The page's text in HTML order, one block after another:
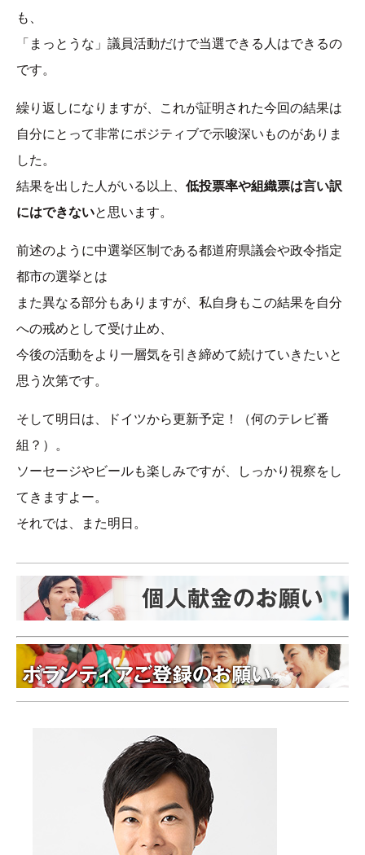
も、
「まっとうな」議員活動だけで当選できる人はできるの
です。
繰り返しになりますが、これが証明された今回の結果は
自分にとって非常にポジティブで示唆深いものがありま
した。
結果を出した人がいる以上、 低投票率や組織票は言い訳
にはできないと思います。
前述のように中選挙区制である都道府県議会や政令指定
都市の選挙とは
また異なる部分もありますが、私自身もこの結果を自分
への戒めとして受け止め、
今後の活動をより一層気を引き締めて続けていきたいと
思う次第です。
そして明日は、ドイツから更新予定！（何のテレビ番
組？）。
ソーセージやビールも楽しみですが、しっかり視察をし
てきますよー。
それでは、また明日。